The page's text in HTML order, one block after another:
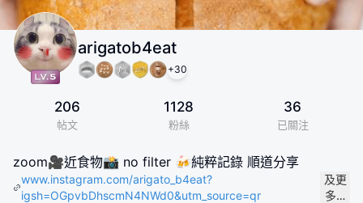
arigatob4eat
+30
206
帖文
1128
粉絲
36
已關注
zoom🎥近食物📸 no filter 🍻純粹記錄 順道分享
www.instagram.com/arigato_b4eat?
igsh=OGpvbDhscmN4NWd0&utm_source=qr
及更
多…